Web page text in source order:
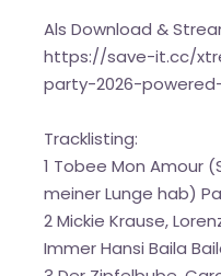
Als Download &
https://save-it.cc/
party-2026-
Tracklisting:
1 Tobee Mon Amour
meiner Lunge hab)
2 Mickie Krause,
Immer Hansi Baila